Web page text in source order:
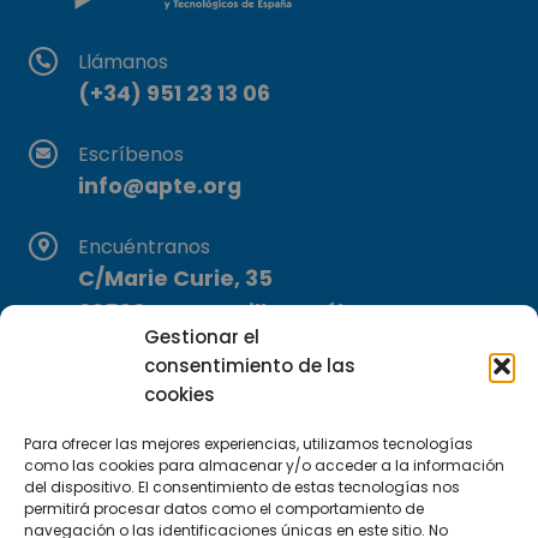
Gestionar el
consentimiento de las
cookies
Para ofrecer las mejores experiencias, utilizamos tecnologías
como las cookies para almacenar y/o acceder a la información
del dispositivo. El consentimiento de estas tecnologías nos
permitirá procesar datos como el comportamiento de
navegación o las identificaciones únicas en este sitio. No
Llámanos
(+34) 951 23 13 06
Escríbenos
info@apte.org
Encuéntranos
C/Marie Curie, 35
29590 Campanillas, Málaga
Suscríbete a nuestra Newsletter